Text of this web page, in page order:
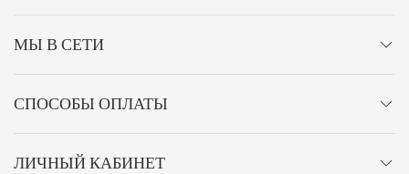
МЫ В СЕТИ
СПОСОБЫ ОПЛАТЫ
ЛИЧНЫЙ КАБИНЕТ